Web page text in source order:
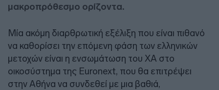
μακροπρόθεσμο ορίζοντα.
Μία ακόμη διαρθρωτική εξέλιξη που είναι πιθανό
να καθορίσει την επόμενη φάση των ελληνικών
μετοχών είναι η ενσωμάτωση του ΧΑ στο
οικοσύστημα της Euronext, που θα επιτρέψει
στην Αθήνα να συνδεθεί με μια βαθιά,